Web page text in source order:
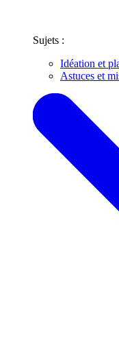
Sujets :
Idéation et
Astuces et